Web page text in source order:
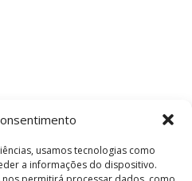
usamos tecnologias como
a informações do dispositivo.